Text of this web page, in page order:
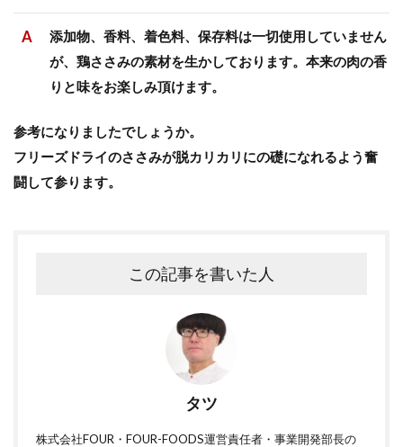
添加物、香料、着色料、保存料は一切使用していません
が、鶏ささみの素材を生かしております。本来の肉の香
りと味をお楽しみ頂けます。
参考になりましたでしょうか。
フリーズドライのささみが脱カリカリにの礎になれるよう奮
闘して参ります。
この記事を書いた人
タツ
株式会社FOUR・FOUR-FOODS運営責任者・事業開発部長の